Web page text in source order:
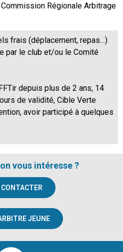
Régionale Arbitrage
frais (déplacement, repas…)
par le club et/ou le Comité
depuis plus de 2 ans, 14
de validité, Cible Verte
avoir participé à quelques
vous intéresse ?
JEUNE